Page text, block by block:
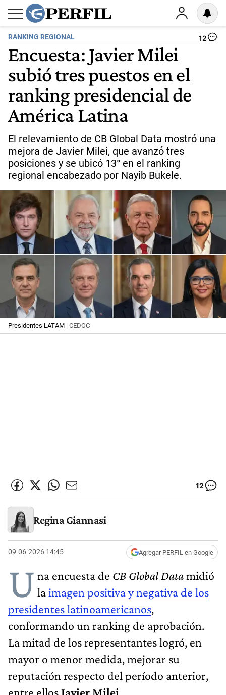
RANKING REGIONAL 12
Encuesta: Javier Milei
subió tres puestos en el
ranking presidencial de
América Latina
El relevamiento de CB Global Data mostró una
mejora de Javier Milei, que avanzó tres
posiciones y se ubicó 13° en el ranking
regional encabezado por Nayib Bukele.
Presidentes LATAM | CEDOC
12
Regina Giannasi
09-06-2026 14:45 Agregar PERFIL en Google
U na encuesta de CB Global Datamidió
laimagen positiva y negativa de los
presidentes latinoamericanos,
conformando un ranking de aprobación.
La mitad de los representantes logró, en
mayor o menor medida, mejorar su
reputación respecto del período anterior,
entre ellosJavier Milei.